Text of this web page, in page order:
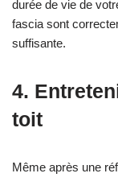
durée de vie de
fascia sont
suffisante.
4.
toit
Même après une